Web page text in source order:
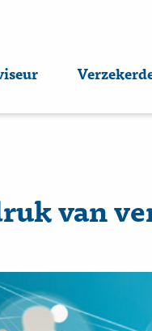
van